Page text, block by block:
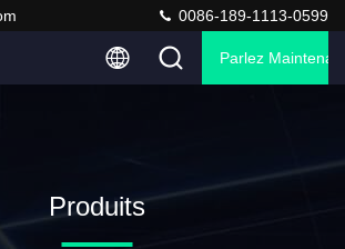
0086-189-1113-0599
Parlez
Produits